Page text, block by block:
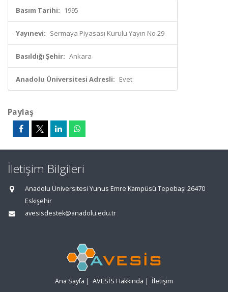
Basım Tarihi: 1995
Yayınevi: Sermaya Piyasası Kurulu Yayın No 29
Basıldığı Şehir: Ankara
Anadolu Üniversitesi Adresli: Evet
Paylaş
İletişim Bilgileri
Anadolu Üniversitesi Yunus Emre Kampüsü Tepebaşı 26470
Eskişehir
avesisdestek@anadolu.edu.tr
Ana Sayfa | AVESİS Hakkında | İletişim